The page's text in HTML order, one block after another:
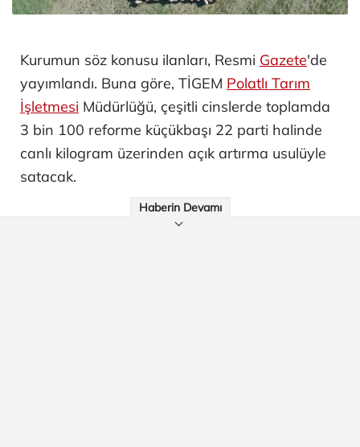
Kurumun söz konusu ilanları, Resmi Gazete'de
yayımlandı. Buna göre, TİGEM Polatlı Tarım
İşletmesi Müdürlüğü, çeşitli cinslerde toplamda
3 bin 100 reforme küçükbaşı 22 parti halinde
canlı kilogram üzerinden açık artırma usulüyle
satacak.
Haberin Devamı